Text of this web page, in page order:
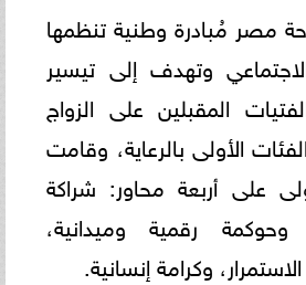
مصر مُبادرة وطنية تنظمها
وتهدف إلى تيسير
المقبلين على الزواج
الأولى بالرعاية، وقامت
على أربعة محاور: شراكة
رقمية وميدانية،
وكرامة إنسانية.